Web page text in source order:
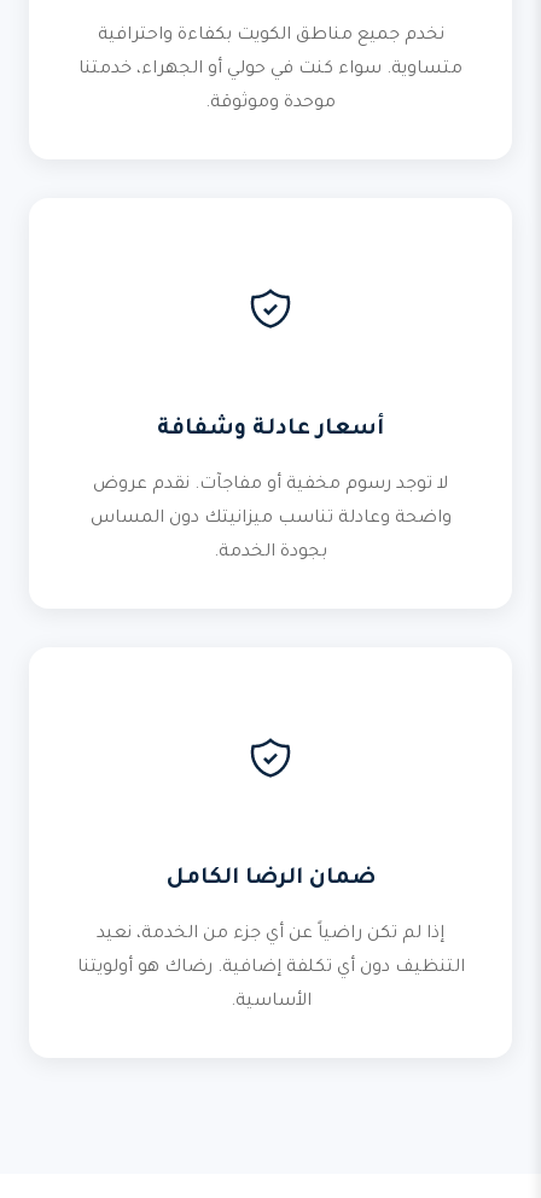
نخدم جميع مناطق الكويت بكفاءة واحترافية
متساوية. سواء كنت في حولي أو الجهراء، خدمتنا
موحدة وموثوقة.
أسعار عادلة وشفافة
لا توجد رسوم مخفية أو مفاجآت. نقدم عروض
واضحة وعادلة تناسب ميزانيتك دون المساس
بجودة الخدمة.
ضمان الرضا الكامل
إذا لم تكن راضياً عن أي جزء من الخدمة، نعيد
التنظيف دون أي تكلفة إضافية. رضاك هو أولويتنا
الأساسية.